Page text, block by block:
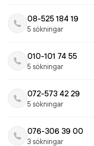
08-525 184 19
5 sökningar
010-101 74 55
5 sökningar
072-573 42 29
5 sökningar
076-306 39 00
3 sökningar